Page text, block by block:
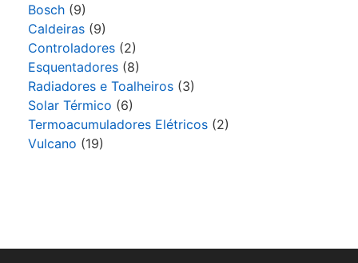
Bosch (9)
Caldeiras (9)
Controladores (2)
Esquentadores (8)
Radiadores e Toalheiros (3)
Solar Térmico (6)
Termoacumuladores Elétricos (2)
Vulcano (19)